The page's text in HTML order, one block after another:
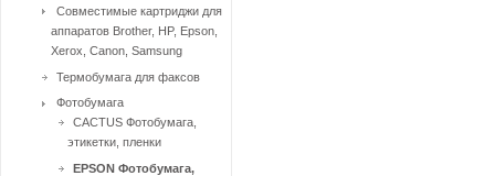
Совместимые картриджи для
аппаратов Brother, HP, Epson,
Xerox, Canon, Samsung
Термобумага для факсов
Фотобумага
CACTUS Фотобумага,
этикетки, пленки
EPSON Фотобумага,